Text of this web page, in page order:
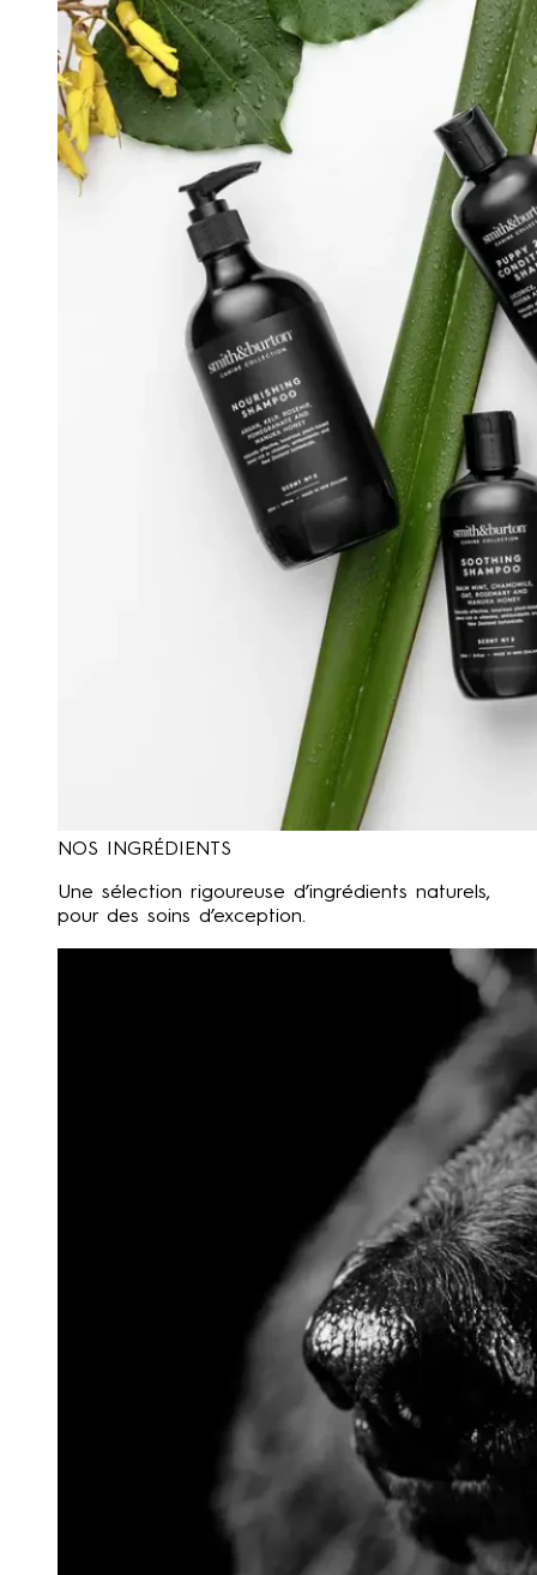
NOS INGRÉDIENTS
Une sélection rigoureuse d’ingrédients naturels,
pour des soins d’exception.